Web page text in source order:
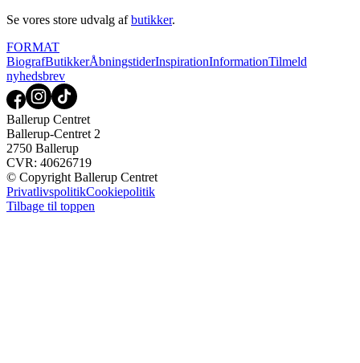
Se vores store udvalg afbutikker.
FORMAT
BiografButikkerÅbningstiderInspirationInformationTilmeld
nyhedsbrev
Ballerup Centret
Ballerup-Centret 2
2750 Ballerup
CVR: 40626719
© Copyright Ballerup Centret
PrivatlivspolitikCookiepolitik
Tilbage til toppen